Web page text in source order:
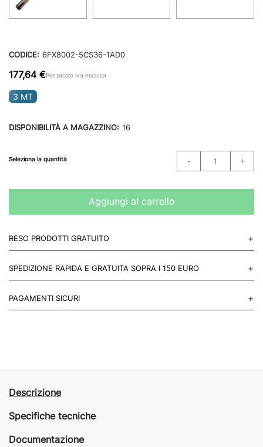
CODICE: 6FX8002-5CS36-1AD0
177,64 €Per pezzo iva esclusa
3 MT
DISPONIBILITÀ A MAGAZZINO: 16
Seleziona la quantità
Aggiungi al carrello
RESO PRODOTTI GRATUITO +
Mettiti in contatto con noi
SPEDIZIONE RAPIDA E GRATUITA SOPRA I 150 EURO +
del mondo.
PAGAMENTI SICURI +
Descrizione
Specifiche tecniche
Documentazione